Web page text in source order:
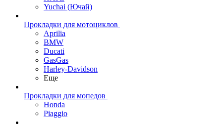
Yuchai (Ючай)
Прокладки для мотоциклов
Aprilia
BMW
Ducati
GasGas
Harley-Davidson
Еще
Прокладки для мопедов
Honda
Piaggio